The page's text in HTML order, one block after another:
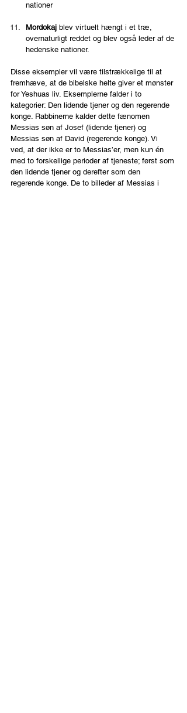
nationer
Mordokaj blev virtuelt hængt i et træ,
overnaturligt reddet og blev også leder af de
hedenske nationer.
Disse eksempler vil være tilstrækkelige til at
fremhæve, at de bibelske helte giver et mønster
for Yeshuas liv. Eksemplerne falder i to
kategorier: Den lidende tjener og den regerende
konge. Rabbinerne kalder dette fænomen
Messias søn af Josef (lidende tjener) og
Messias søn af David (regerende konge). Vi
ved, at der ikke er to Messias’er, men kun én
med to forskellige perioder af tjeneste; først som
den lidende tjener og derefter som den
regerende konge. De to billeder af Messias i